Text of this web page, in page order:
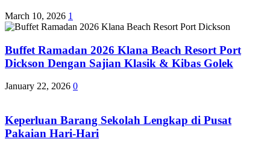
March 10, 2026 1
Buffet Ramadan 2026 Klana Beach Resort Port
Dickson Dengan Sajian Klasik & Kibas Golek
January 22, 2026 0
Keperluan Barang Sekolah Lengkap di Pusat
Pakaian Hari-Hari